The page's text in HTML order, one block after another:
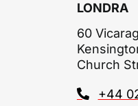
LONDRA
60
Church
+44